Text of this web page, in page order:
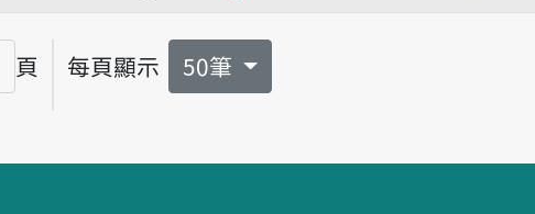
播放音讀lōng-bān
頁 每頁顯示 50筆